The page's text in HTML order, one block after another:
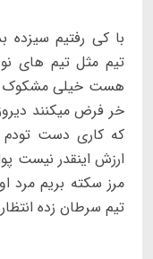
با کی رفتیم سیزده
هست خیلی مشکوک
خر فرض میکنند
که کاری دست تودم
ارزش اینقدر نیست
مرز سکته بریم
تیم سرطان زده